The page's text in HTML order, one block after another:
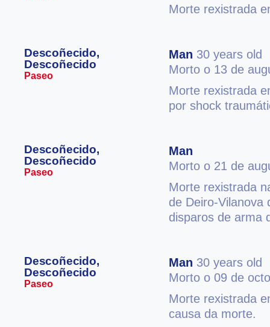
Morte rexistrada
Descoñecido,
Descoñecido
Paseo
Man 30 years old
Morto o 13 de
Morte rexistrada
por shock
Descoñecido,
Descoñecido
Paseo
Man
Morto o 21 de
Morte rexistrada
de Deiro-Vilanova
disparos de arma
Descoñecido,
Descoñecido
Paseo
Man 30 years old
Morto o 09 de
Morte rexistrada
causa da morte.